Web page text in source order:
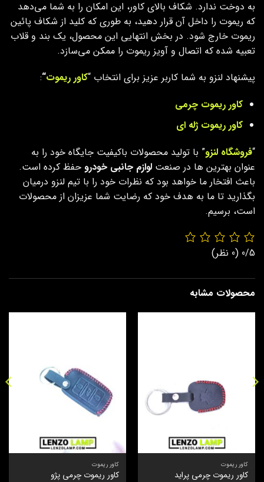
به دوخت ندارد. شکاف بالای کاور، این امکان را به شما می‌دهد
که ریموت را داخل آن قرار دهید، به طوری که کلید از شکاف پائین
ریموت خارج شود. در بخش انتهایی این محصول، یک بند و قلاب
تعبیه شده که اتصال و آویز ریموت را ممکن می‌سازد.
پیشنهاد لنزو به شما کاربر عزیز برای انتخاب “کاور ریموت“
:
کاور ریموت چرمی
کاور ریموت ژله ای
“فروشگاه لنزو” با تولید محصولات باکیفیت جایگاه خود را به
عنوان بهترین ها در صنعت لوازم جانبی خودرو حفظ کرده است.
باعث افتخار ما خواهد بود که نظرات خود را با تیم لنزو درمیان
بگذارید تا ما به هدف خود که رضایت شما عزیزان از محصولات
است، برسیم.
0/5 (0 نظر)
محصولات مشابه
کاور ریموت
کاور ریموت چرمی پراید
کاور ریموت
کاور ریموت چرمی پژو